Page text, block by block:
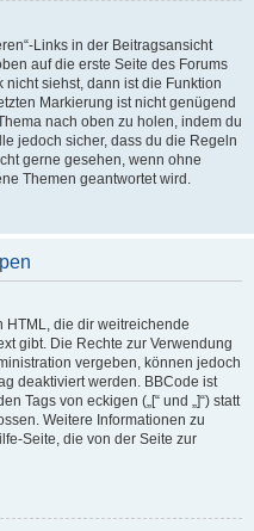
Links in der Beitragsansicht
auf die erste Seite des Forums
siehst, dann ist die Funktion
Markierung ist nicht genügend
nach oben zu holen, indem du
jedoch sicher, dass du die Regeln
gerne gesehen, wenn ohne
Themen geantwortet wird.
HTML, die dir weitreichende
gibt. Die Rechte zur Verwendung
vergeben, können jedoch
deaktiviert werden. BBCode ist
Tags von eckigen („[“ und „]“) statt
Weitere Informationen zu
Seite, die von der Seite zur